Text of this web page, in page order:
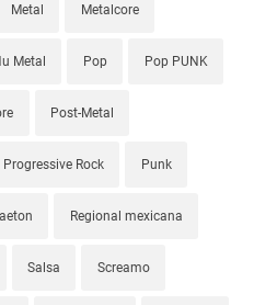
Metal Metalcore
Metal Pop Pop PUNK
Post-Metal
Progressive Rock Punk
Regional mexicana
Salsa Screamo